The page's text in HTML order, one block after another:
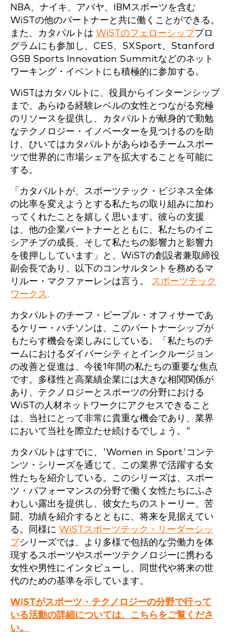
NBA、ナイキ、アバヤ、IBMスポーツを含む
WiSTの他のパートナーと共に働くことができる。
また、カタパルトは WiSTのフェローシッププロ
グラムにも参加し、CES、SXSport、Stanford
GSB Sports Innovation Summitなどのネット
ワーキング・イベントにも積極的に参加する。
WiSTはカタパルトに、役員からインターンシップ
まで、あらゆる経験レベルの女性とつながる究極
のリソースを提供し、カタパルトが献身的で勤勉
なテクノロジー・イノベーターを見つけるのを助
け、ひいてはカタパルトがあらゆるチームスポー
ツで世界的に市場シェアを拡大することを可能に
する。
「カタパルトが、スポーツテック・ビジネス全体
の比率を変えようとする私たちの取り組みに加わ
ってくれたことを嬉しく思います。彼らの支援
は、他の企業パートナーとともに、私たちのイニ
シアチブの成長、そして私たちの影響力と影響力
を後押ししています」と、WiSTの創設者兼取締役
副会長であり、以下のコンサルタントを務めるマ
リルー・マクファーレンは言う。 スポーツテック
ワークス.
カタパルトのチーフ・ピープル・オフィサーであ
るケリー・ハチソンは、このパートナーシップが
もたらす機会を楽しみにしている。「私たちのチ
ームにおけるダイバーシティとインクルージョン
の改善と促進は、今後1年間の私たちの重要な焦点
です。多様性と高業績企業には大きな相関関係が
あり、テクノロジーとスポーツの分野における
WiSTの人材ネットワークにアクセスできること
は、当社にとって非常に貴重な機会であり、業界
において当社を際立たせ続けるでしょう。"
カタパルトはすでに、'Women in Sport'コンテ
ンツ・シリーズを通じて、この業界で活躍する女
性たちを紹介している。このシリーズは、スポー
ツ・パフォーマンスの分野で働く女性たちにふさ
わしい露出を提供し、彼女たちのストーリー、苦
闘、功績を紹介するとともに、将来を見据えてい
る。同様に WiSTスポーツテック・リーダーシッ
プシリーズでは、より多様で包括的な労働力を体
現するスポーツやスポーツテクノロジーに携わる
女性や男性にインタビューし、同世代や将来の世
代のための基準を示しています。
WiSTがスポーツ・テクノロジーの分野で行って
いる活動の詳細については、こちらをご覧くださ
い。